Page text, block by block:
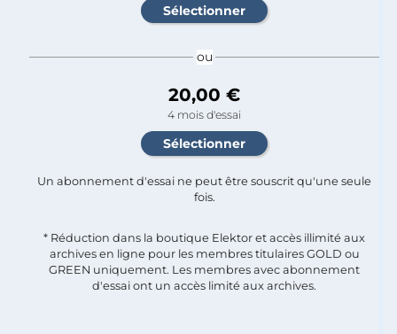
ou
20,00 €
4 mois d'essai
Un abonnement d'essai ne peut être souscrit qu'une seule
fois.​
* Réduction dans la boutique Elektor et accès illimité aux
archives en ligne pour les membres titulaires GOLD ou
GREEN uniquement. Les membres avec abonnement
d'essai ont un accès limité aux archives.